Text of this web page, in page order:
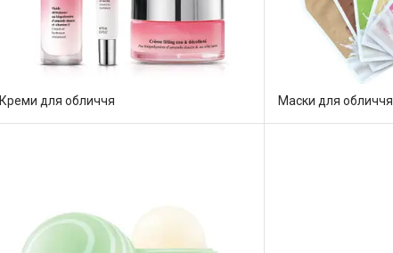
Креми для обличчя Маски для обличчя